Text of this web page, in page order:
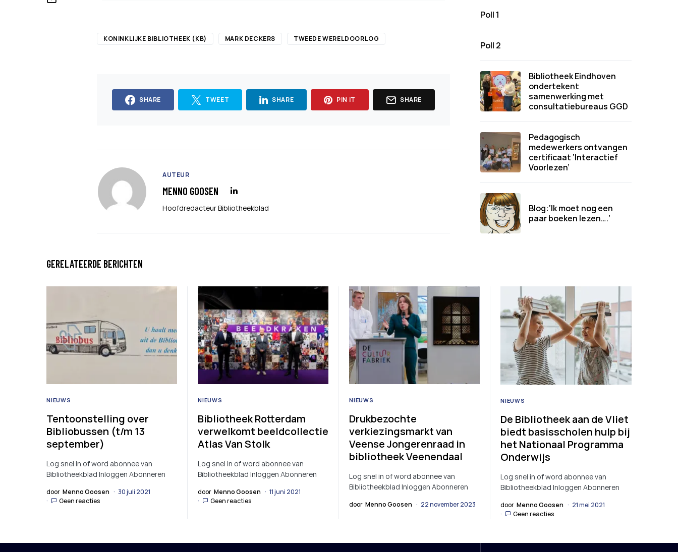
KONINKLIJKE BIBLIOTHEEK (KB) MARK DECKERS TWEEDE WERELDOORLOG
SHARE TWEET SHARE PIN IT SHARE
AUTEUR
MENNO GOOSEN
Hoofdredacteur Bibliotheekblad
Poll 1
Poll 2
Bibliotheek Eindhoven
ondertekent
samenwerking met
consultatiebureaus GGD
Pedagogisch
medewerkers ontvangen
certificaat ‘Interactief
Voorlezen’
Blog:‘Ik moet nog een
paar boeken lezen….’
GERELATEERDE BERICHTEN
NIEUWS
Tentoonstelling over
Bibliobussen (t/m 13
september)
Log snel in of word abonnee van
Bibliotheekblad Inloggen Abonneren
door Menno Goosen
30 juli 2021
Geen reacties
NIEUWS
Bibliotheek Rotterdam
verwelkomt beeldcollectie
Atlas Van Stolk
Log snel in of word abonnee van
Bibliotheekblad Inloggen Abonneren
door Menno Goosen
11 juni 2021
Geen reacties
NIEUWS
Drukbezochte
verkiezingsmarkt van
Veense Jongerenraad in
bibliotheek Veenendaal
Log snel in of word abonnee van
Bibliotheekblad Inloggen Abonneren
door Menno Goosen 22 november 2023
NIEUWS
De Bibliotheek aan de Vliet
biedt basisscholen hulp bij
het Nationaal Programma
Onderwijs
Log snel in of word abonnee van
Bibliotheekblad Inloggen Abonneren
door Menno Goosen
21 mei 2021
Geen reacties